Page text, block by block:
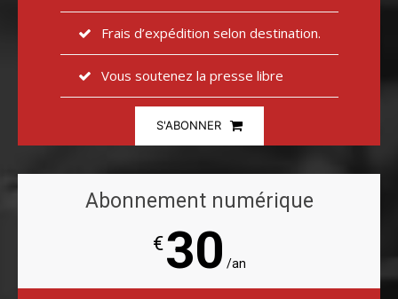
Frais d’expédition selon destination.
Vous soutenez la presse libre
S'ABONNER
Abonnement numérique
€30 /an